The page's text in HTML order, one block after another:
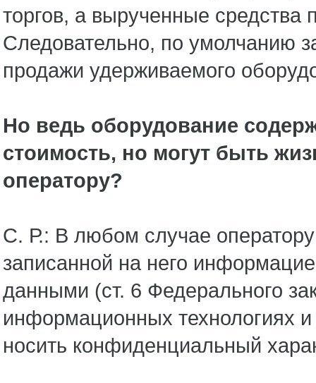
торгов, а вырученные средства
Следовательно, по умолчанию
продажи удерживаемого
Но ведь оборудование
стоимость, но могут быть
оператору?
С. Р.: В любом случае
записанной на него
данными (ст. 6 Федерального
информационных технологиях
носить конфиденциальный